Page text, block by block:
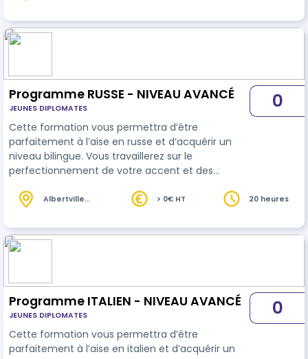
Programme RUSSE - NIVEAU AVANCÉ
JEUNES DIPLOMATES
Cette formation vous permettra d’être
parfaitement à l’aise en russe et d’acquérir un
niveau bilingue. Vous travaillerez sur le
perfectionnement de votre accent et des
éventail de synonyme ainsi que les idiomatiques
0
Albertville
> 0€ HT 20 heures
Programme ITALIEN - NIVEAU AVANCÉ
JEUNES DIPLOMATES
Cette formation vous permettra d’être
parfaitement à l’aise en italien et d’acquérir un
0